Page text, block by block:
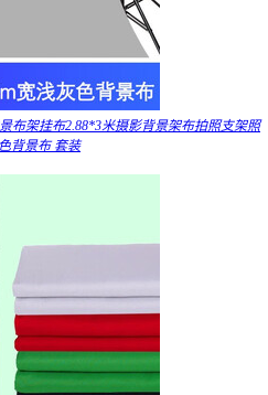
布架挂布2.88*3米摄影背景架布拍照支架照
背景布 套装